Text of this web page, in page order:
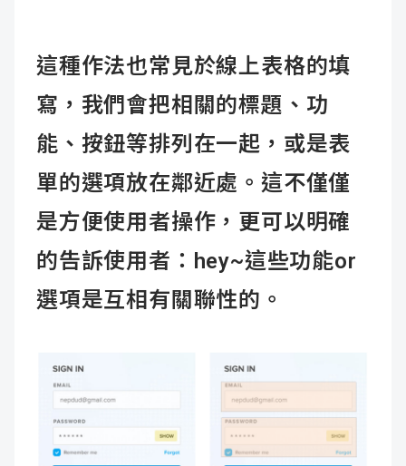
這種作法也常見於線上表格的填
寫，我們會把相關的標題、功
能、按鈕等排列在一起，或是表
單的選項放在鄰近處。這不僅僅
是方便使用者操作，更可以明確
的告訴使用者：hey~這些功能or
選項是互相有關聯性的。